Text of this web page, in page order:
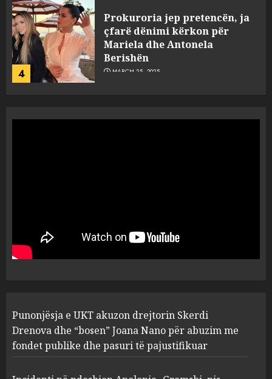
4
Prokuroria jep pretencën, ja
çfarë dënimi kërkon për
Mariela dhe Antonela
Berishën
MARCH 25, 2025
1
“bosen” Joana Nano për
abuzim me fondet publike dhe
pasuri të pajustifikuar
2
Apolonia- Gramshi, nis
procedim penal për Koço
Kokëdhimën (VIDEO)
MARCH 27, 2025
Punonjësja e UKT akuzon drejtorin Skerdi
Drenova dhe “bosen” Joana Nano për abuzim me
fondet publike dhe pasuri të pajustifikuar